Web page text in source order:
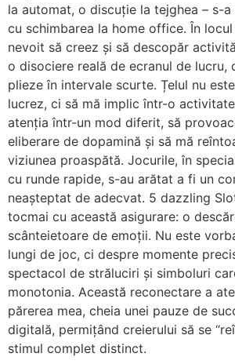
la automat, o discuție la tejghea – s-
cu schimbarea la home office. În
nevoit să creez și să descopăr
o disociere reală de ecranul de lucru,
plieze în intervale scurte. Țelul nu
lucrez, ci să mă implic într-o
atenția într-un mod diferit, să
eliberare de dopamină și să mă
viziunea proaspătă. Jocurile, în
cu runde rapide, s-au arătat a fi un
neașteptat de adecvat. 5 dazzling
tocmai cu această asigurare: o
scânteietoare de emoții. Nu este
lungi de joc, ci despre momente
spectacol de străluciri și simboluri
monotonia. Această reconectare a
părerea mea, cheia unei pauze de
digitală, permițând creierului să se
stimul complet distinct.